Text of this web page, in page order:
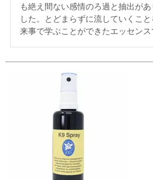
も絶え間ない感情のろ過と抽出が
した。とどまらずに流していくこ
来事で学ぶことができたエッセンス